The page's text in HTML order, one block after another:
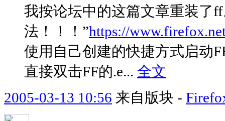
我按论坛中的这篇文章重装了
法！！！”https://
使用自己创建的快捷方式启动
直接双击FF的.e... 全文
2005-03-13 10:56 来自版块 -